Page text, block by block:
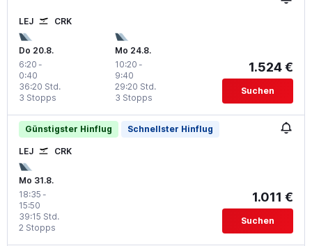
LEJ CRK
Do 20.8.
6:20 -
0:40
3 Stopps
36:20 Std.
Mo 24.8.
10:20 -
9:40
3 Stopps
29:20 Std.
1.524 €
Suchen
Günstigster Hinflug Schnellster Hinflug
LEJ CRK
Mo 31.8.
18:35 -
15:50
2 Stopps
39:15 Std.
1.011 €
Suchen